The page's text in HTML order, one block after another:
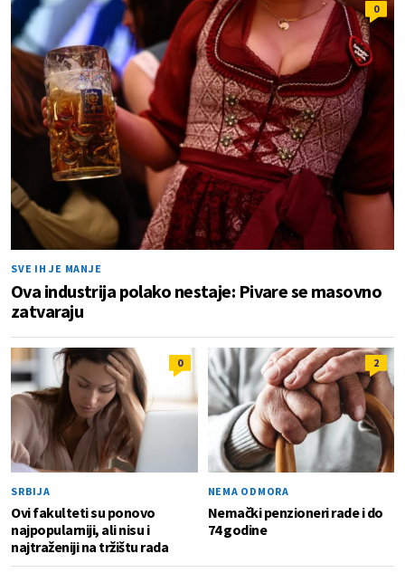
0
SVE IH JE MANJE
Ova industrija polako nestaje: Pivare se masovno
zatvaraju
0
SRBIJA
Ovi fakulteti su ponovo
najpopularniji, ali nisu i
najtraženiji na tržištu rada
2
NEMA ODMORA
Nemački penzioneri rade i do
74 godine